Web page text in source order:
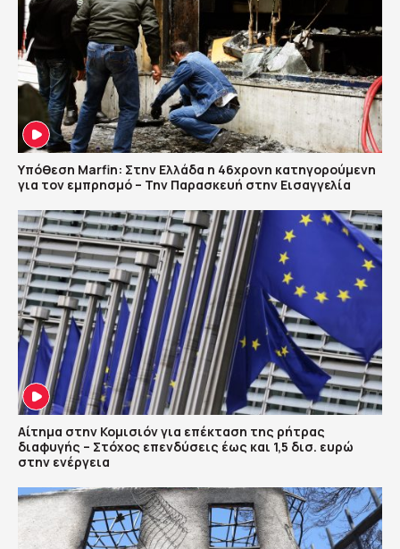
Υπόθεση Marfin: Στην Ελλάδα η 46χρονη κατηγορούμενη
για τον εμπρησμό – Την Παρασκευή στην Εισαγγελία
Αίτημα στην Κομισιόν για επέκταση της ρήτρας
διαφυγής – Στόχος επενδύσεις έως και 1,5 δισ. ευρώ
στην ενέργεια